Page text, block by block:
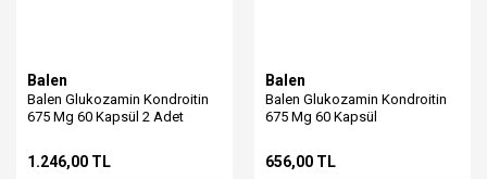
Balen
Balen Glukozamin Kondroitin
675 Mg 60 Kapsül 2 Adet
1.246,00 TL
Balen
Balen Glukozamin Kondroitin
675 Mg 60 Kapsül
656,00 TL